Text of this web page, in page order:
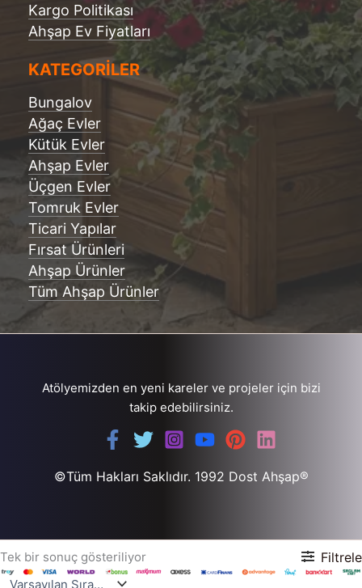
Tek bir sonuç gösteriliyor Filtrele
Kargo Politikası
Ahşap Ev Fiyatları
KATEGORİLER
Bungalov
Ağaç Evler
Kütük Evler
Ahşap Evler
Üçgen Evler
Tomruk Evler
Ticari Yapılar
Fırsat Ürünleri
Ahşap Ürünler
Tüm Ahşap Ürünler
Atölyemizden en yeni kareler ve projeler için bizi
takip edebilirsiniz.
©Tüm Hakları Saklıdır. 1992 Dost Ahşap®